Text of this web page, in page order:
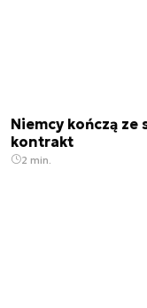
Niemcy kończą ze
kontrakt
2 min.